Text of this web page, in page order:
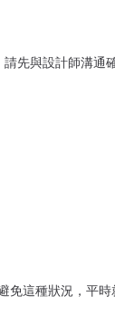
先與設計師溝通
免這種狀況，平時